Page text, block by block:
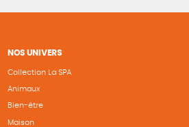
NOS UNIVERS
Collection La SPA
Animaux
Bien-être
Maison